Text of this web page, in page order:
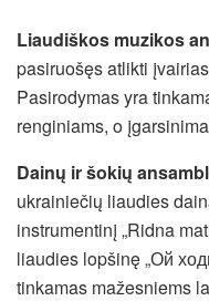
Liaudiškos muzikos
pasiruošęs atlikti
Pasirodymas yra
renginiams, o
Dainų ir šokių
ukrainiečių liaudies
instrumentinį „Ridna
liaudies lopšinę „Ой
tinkamas mažesniems